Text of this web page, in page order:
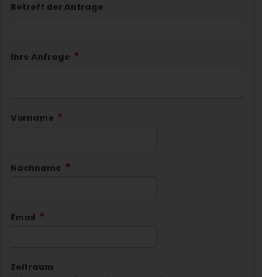
Betreff der Anfrage
Ihre Anfrage
Vorname
Nachname
Email
Zeitraum